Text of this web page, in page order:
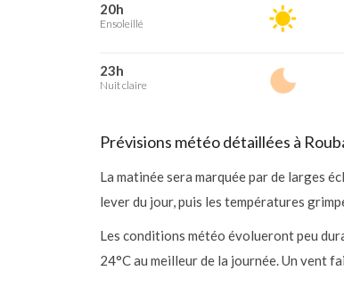
20h
Ensoleillé
23h
Nuit claire
Prévisions météo détaillées à
La matinée sera marquée par de larges
lever du jour, puis les températures
Les conditions météo évolueront peu
24°C au meilleur de la journée. Un vent